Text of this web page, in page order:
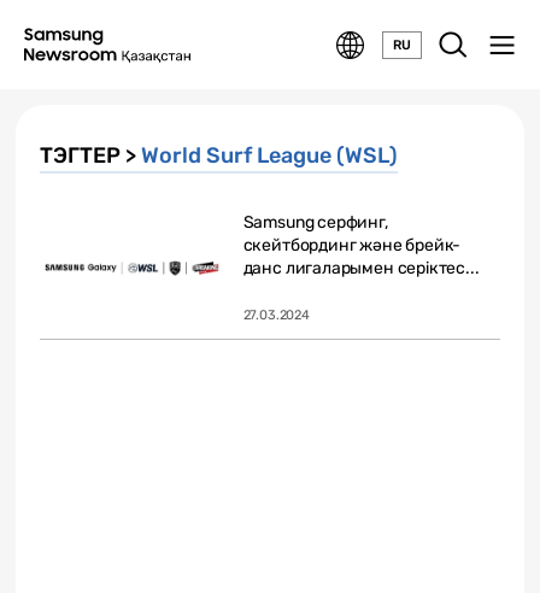
RU
ТЭГТЕР >World Surf League (WSL)
Samsung серфинг,
скейтбординг және брейк-
данс лигаларымен серіктес...
27.03.2024